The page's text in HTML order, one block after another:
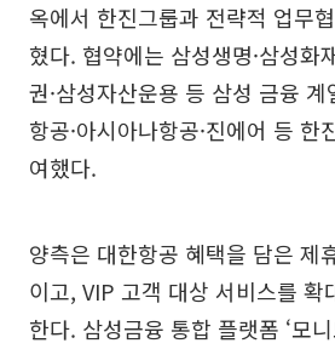
옥에서 한진그룹과 전략적 업무
혔다. 협약에는 삼성생명·삼성화
권·삼성자산운용 등 삼성 금융 계
항공·아시아나항공·진에어 등 한
여했다.
양측은 대한항공 혜택을 담은 제
이고, VIP 고객 대상 서비스를 확
한다. 삼성금융 통합 플랫폼 ‘모